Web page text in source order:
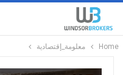
Home معلومة_إقتصادية